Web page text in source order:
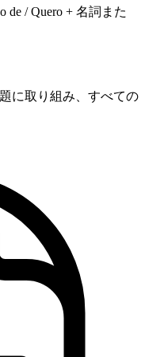
de / Quero + 名詞また
に取り組み、すべての